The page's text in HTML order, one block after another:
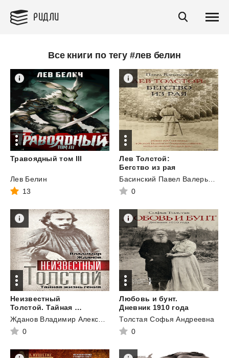
РИДЛИ
Все книги по тегу #лев белин
Травоядный том III
Лев Белин
13
Лев Толстой:
Бегство из рая
0
Неизвестный
Толстой. Тайная жизнь гения
0
Любовь и бунт.
Дневник 1910 года
Толстая Софья Андреевна
0